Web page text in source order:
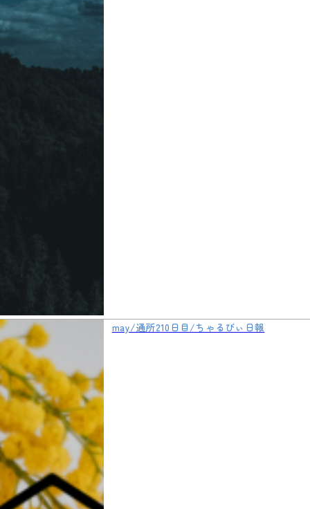
may/通所210日目/ちゃるびぃ日報